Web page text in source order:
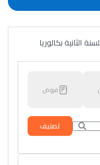
الثانية بكالوريا
فروض
تصنيف